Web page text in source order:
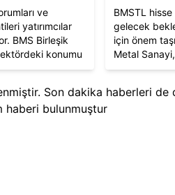
ve
yatırımcılar
BMS Birleşik
konumu
dikkat
BMSTL
gelecek
için önem
Metal
ve finansal
Son dakika haberleri
haberi bulunmuştur